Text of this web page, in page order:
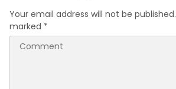
Your email address will not be published.
marked *